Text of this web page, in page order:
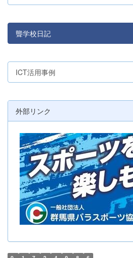
聾学校日記
ICT活用事例
外部リンク